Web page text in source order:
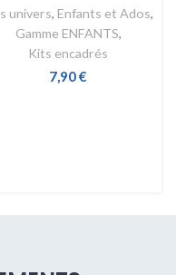
univers, Enfants et Ados,
Gamme ENFANTS,
Kits encadrés
7,90€